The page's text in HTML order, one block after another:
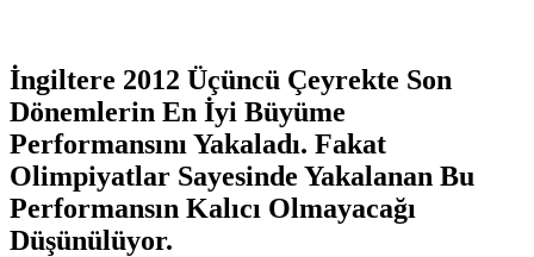
İngiltere 2012 Üçüncü Çeyrekte Son
Dönemlerin En İyi Büyüme
Performansını Yakaladı. Fakat
Olimpiyatlar Sayesinde Yakalanan Bu
Performansın Kalıcı Olmayacağı
Düşünülüyor.